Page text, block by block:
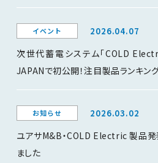
イベント 2026.04.07
次世代蓄電システム「COLD
JAPANで初公開！注目製品ランキン
お知らせ 2026.03.02
ユアサM&B・COLD Electric 製品発
ました